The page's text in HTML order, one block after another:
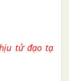
tử đạo tại